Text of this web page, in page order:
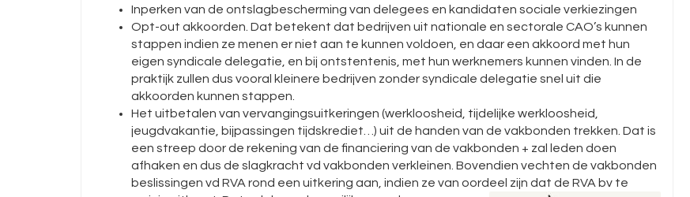
Inperken van de ontslagbescherming van delegees en kandidaten sociale verkiezingen
Opt-out akkoorden. Dat betekent dat bedrijven uit nationale en sectorale CAO’s kunnen
stappen indien ze menen er niet aan te kunnen voldoen, en daar een akkoord met hun
eigen syndicale delegatie, en bij ontstentenis, met hun werknemers kunnen vinden. In de
praktijk zullen dus vooral kleinere bedrijven zonder syndicale delegatie snel uit die
akkoorden kunnen stappen.
Het uitbetalen van vervangingsuitkeringen (werkloosheid, tijdelijke werkloosheid,
jeugdvakantie, bijpassingen tijdskrediet…) uit de handen van de vakbonden trekken. Dat is
een streep door de rekening van de financiering van de vakbonden + zal leden doen
afhaken en dus de slagkracht vd vakbonden verkleinen. Bovendien vechten de vakbonden
beslissingen vd RVA rond een uitkering aan, indien ze van oordeel zijn dat de RVA bv te